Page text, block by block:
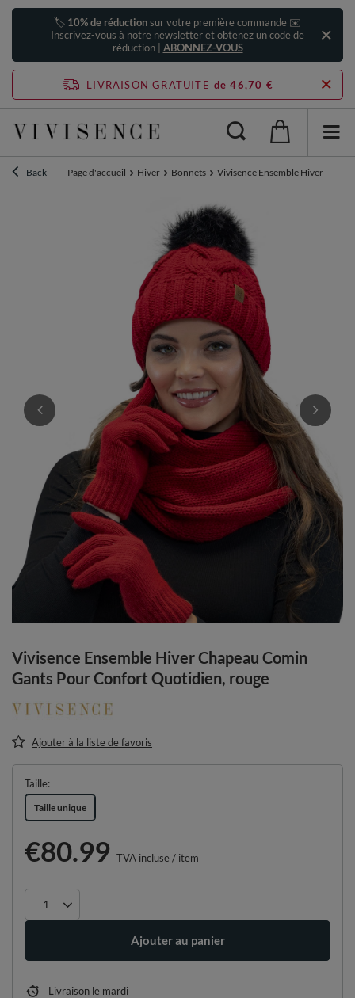
🏷️ 10% de réductionsur votre première commande ✉️
Inscrivez-vous à notre newsletter et obtenez un code de
réduction | ABONNEZ-VOUS
LIVRAISON GRATUITE de 46,70 €
Back Page d'accueil Hiver Bonnets Vivisence Ensemble Hiver
Vivisence Ensemble Hiver Chapeau Comin
Gants Pour Confort Quotidien, rouge
Ajouter à la liste de favoris
Taille
Taille unique
€80.99 TVA incluse/ item
Ajouter au panier
Livraison le mardi